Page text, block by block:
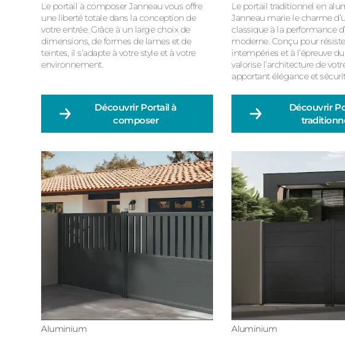
Le portail à composer Janneau vous offre
une liberté totale dans la conception de
votre entrée. Grâce à un large choix de
dimensions, de formes de lames et de
teintes, il s’adapte à votre style et à votre
environnement.
Découvrir Portail à
composer
Le portail traditionnel en
Janneau marie le charme
classique à la performance
moderne. Conçu pour
intempéries et à l’épreuve
valorise l’architecture de
apportant élégance et
Découvrir
Aluminium Aluminium